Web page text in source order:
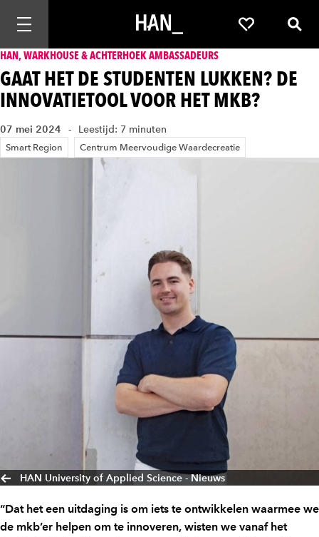
Mobiele navigatie openen Favorieten
HAN, WARKHOUSE & ACHTERHOEK AMBASSADEURS
GAAT HET DE STUDENTEN LUKKEN? DE
INNOVATIETOOL VOOR HET MKB?
07 mei 2024 Leestijd: 7 minuten
Smart Region Centrum Meervoudige Waardecreatie
HAN University of Applied Science - Nieuws
“Dat het een uitdaging is om iets te ontwikkelen waarmee we
de mkb’er helpen om te innoveren, wisten we vanaf het